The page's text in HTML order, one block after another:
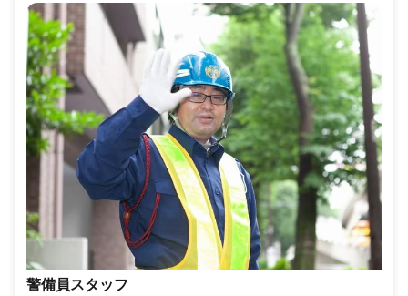
警備員スタッフ